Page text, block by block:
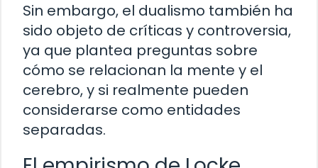
Sin embargo, el dualismo también ha
sido objeto de críticas y controversia,
ya que plantea preguntas sobre
cómo se relacionan la mente y el
cerebro, y si realmente pueden
considerarse como entidades
separadas.